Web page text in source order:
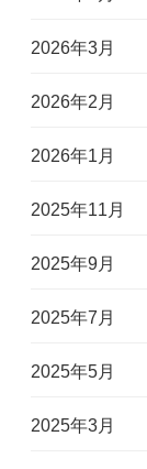
2026年3月
2026年2月
2026年1月
2025年11月
2025年9月
2025年7月
2025年5月
2025年3月